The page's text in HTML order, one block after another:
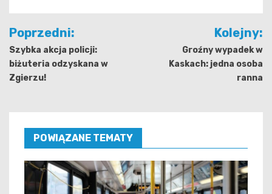
Nawigacja
wpisu
Poprzedni:
Szybka akcja policji:
biżuteria odzyskana w
Zgierzu!
Kolejny:
Groźny wypadek w
Kaskach: jedna osoba
ranna
POWIĄZANE TEMATY